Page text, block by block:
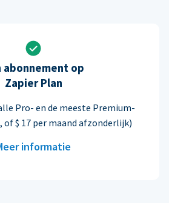
abonnement op
Zapier Plan
Pro- en de meeste Premium-
$ 17 per maand afzonderlijk)
informatie